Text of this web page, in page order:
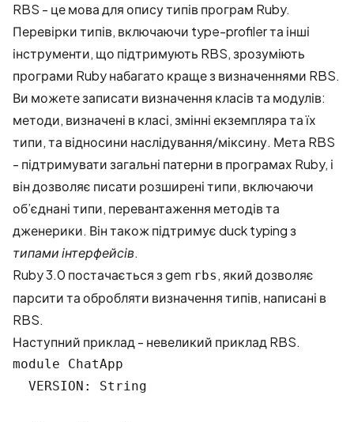
RBS - це мова для опису типів програм Ruby.
Перевірки типів, включаючи type-profiler та інші
інструменти, що підтримують RBS, зрозуміють
програми Ruby набагато краще з визначеннями RBS.
Ви можете записати визначення класів та модулів:
методи, визначені в класі, змінні екземпляра та їх
типи, та відносини наслідування/міксину. Мета RBS
- підтримувати загальні патерни в програмах Ruby, і
він дозволяє писати розширені типи, включаючи
об’єднані типи, перевантаження методів та
дженерики. Він також підтримує duck typing з
типами інтерфейсів.
Ruby 3.0 постачається з gem rbs , який дозволяє
парсити та обробляти визначення типів, написані в
RBS.
Наступний приклад - невеликий приклад RBS.
module ChatApp
  VERSION: String